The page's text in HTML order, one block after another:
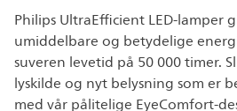
Philips UltraEfficient LED-lamper
umiddelbare og betydelige
suveren levetid på 50 000 timer.
lyskilde og nyt belysning som er
med vår pålitelige EyeComfort-